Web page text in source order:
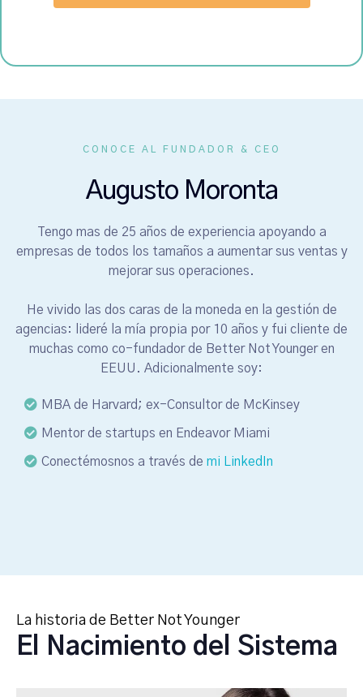
CONOCE AL FUNDADOR & CEO
Augusto Moronta
Tengo mas de 25 años de experiencia apoyando a
empresas de todos los tamaños a aumentar sus ventas y
mejorar sus operaciones.
He vivido las dos caras de la moneda en la gestión de
agencias: lideré la mía propia por 10 años y fui cliente de
muchas como co-fundador de Better Not Younger en
EEUU. Adicionalmente soy:
MBA de Harvard; ex-Consultor de McKinsey
Mentor de startups en Endeavor Miami
Conectémosnos a través de mi LinkedIn
La historia de Better Not Younger
El Nacimiento del Sistema